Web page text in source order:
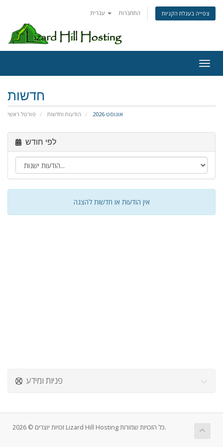
התחברות צפייה בעגלת הקניות
חדשות
פורטל ראשי הודעות וחדשות אוגוסט 2026
לפי חודש
אין הודעות או חדשות להצגה
פניות ומידע
זכויות יוצרים © 2026 Lizard Hill Hosting כל הזכויות שמורות.